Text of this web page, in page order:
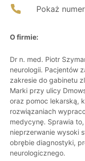
Pokaż
O firmie:
Dr n. med. Piotr
neurologii. Pacjentów
zakresie do gabinetu
Marki przy ulicy
oraz pomoc lekarską,
rozwiązaniach
medycynę. Sprawia
nieprzerwanie wysoki
obrębie diagnostyki,
neurologicznego.